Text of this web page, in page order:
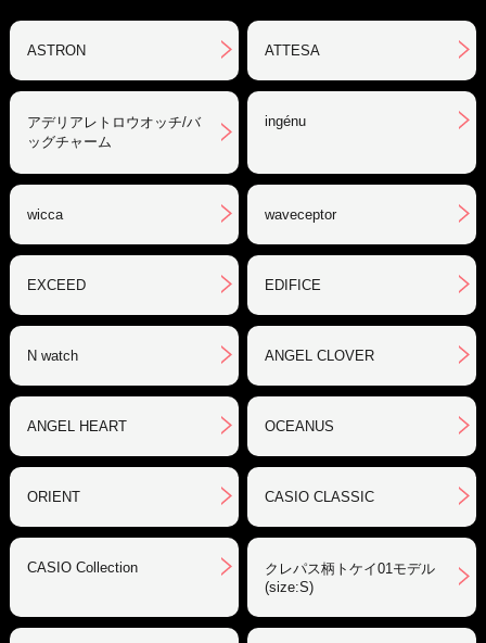
ASTRON ATTESA
アデリアレトロウオッチ/バ
ッグチャーム
ingénu
wicca waveceptor
EXCEED EDIFICE
N watch ANGEL CLOVER
ANGEL HEART OCEANUS
ORIENT CASIO CLASSIC
CASIO Collection
クレパス柄トケイ01モデル
(size:S)